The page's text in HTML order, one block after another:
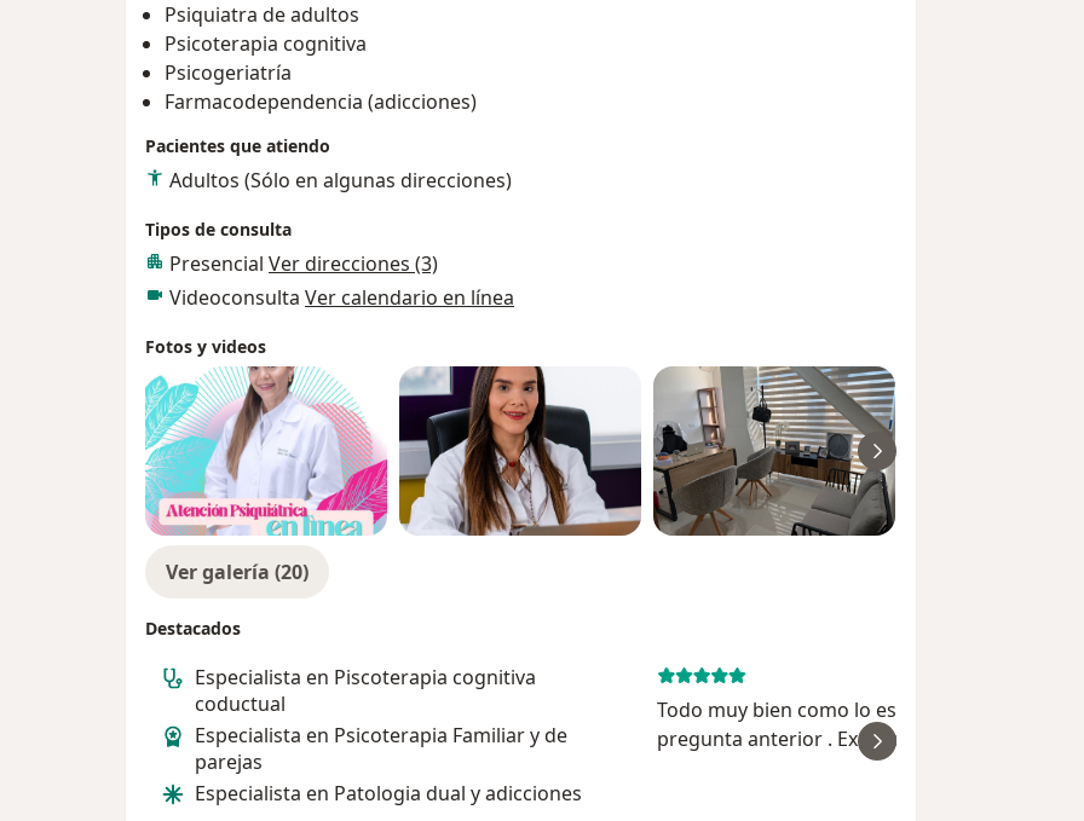
Psiquiatra de adultos
Psicoterapia cognitiva
Psicogeriatría
Farmacodependencia (adicciones)
Pacientes que atiendo
Adultos (Sólo en algunas direcciones)
Tipos de consulta
Presencial Ver direcciones (3)
Videoconsulta Ver calendario en línea
Fotos y videos
Ver galería (20)
Destacados
Especialista en Piscoterapia cognitiva
coductual
Especialista en Psicoterapia Familiar y de
parejas
Especialista en Patologia dual y adicciones
Todo muy bien como lo especifiqué en la
pregunta anterior . Excelente profesional . Mil